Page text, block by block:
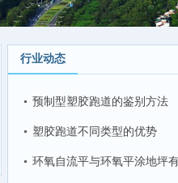
行业动态
预制型塑胶跑道的鉴别方法
塑胶跑道不同类型的优势
环氧自流平与环氧平涂地坪